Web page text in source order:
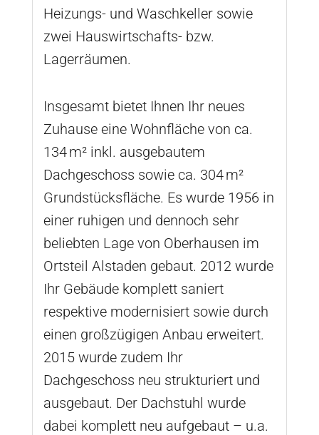
Heizungs- und Waschkeller sowie
zwei Hauswirtschafts- bzw.
Lagerräumen.
Insgesamt bietet Ihnen Ihr neues
Zuhause eine Wohnfläche von ca.
134 m² inkl. ausgebautem
Dachgeschoss sowie ca. 304 m²
Grundstücksfläche. Es wurde 1956 in
einer ruhigen und dennoch sehr
beliebten Lage von Oberhausen im
Ortsteil Alstaden gebaut. 2012 wurde
Ihr Gebäude komplett saniert
respektive modernisiert sowie durch
einen großzügigen Anbau erweitert.
2015 wurde zudem Ihr
Dachgeschoss neu strukturiert und
ausgebaut. Der Dachstuhl wurde
dabei komplett neu aufgebaut – u.a.